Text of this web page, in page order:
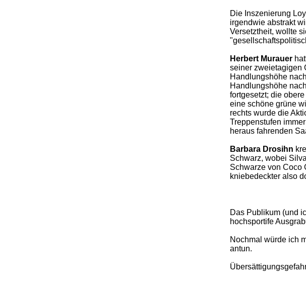
Die Inszenierung
irgendwie abstrakt
Versetztheit, wollte
Herbert Murauer
seiner zweietagigen
Handlungshöhe
Handlungshöhe
fortgesetzt; die
eine schöne grüne
rechts wurde die
Treppenstufen
heraus fahrenden
Barbara Drosihn
Schwarz, wobei
Schwarze von Coco
kniebedeckter also
Das Publikum (und
hochsportife
Nochmal würde ich
antun.